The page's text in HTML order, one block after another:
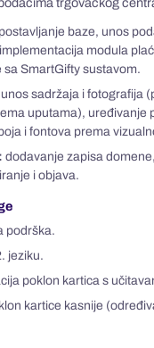
postavljanje baze, unos
modula
sa SmartGifty sustavom.
unos sadržaja i fotografija
uputama), uređivanje
i fontova prema
dodavanje zapisa
i objava.
podrška.
jeziku.
poklon kartica s
kartice kasnije